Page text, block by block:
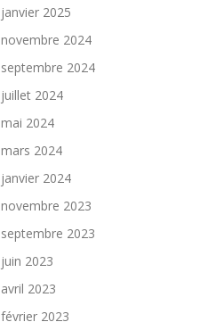
janvier 2025
novembre 2024
septembre 2024
juillet 2024
mai 2024
mars 2024
janvier 2024
novembre 2023
septembre 2023
juin 2023
avril 2023
février 2023